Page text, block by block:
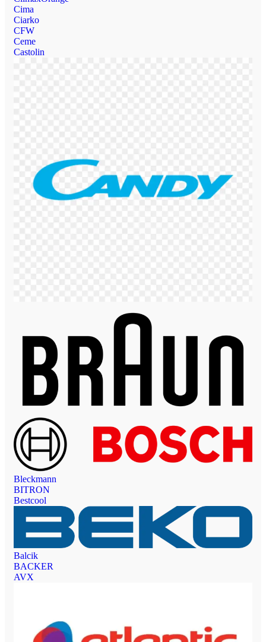
Cima
Ciarko
CFW
Ceme
Castolin
Bleckmann
BITRON
Bestcool
Balcik
BACKER
AVX